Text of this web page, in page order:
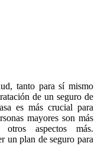
tanto para sí mismo
de un seguro de
es más crucial para
mayores son más
aspectos más.
un plan de seguro para